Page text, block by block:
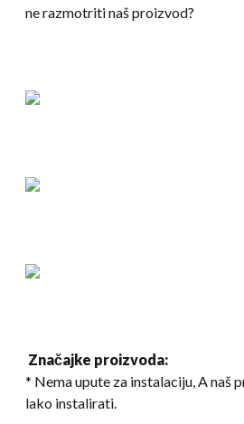
ne razmotriti naš proizvod?
Značajke proizvoda:
* Nema upute za instalaciju, A naš
lako instalirati.